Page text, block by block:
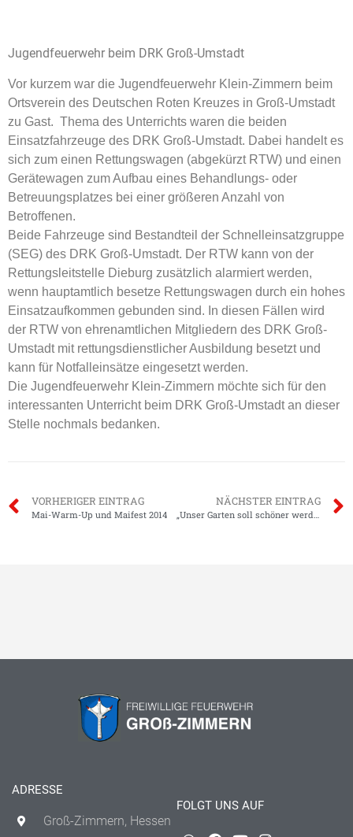
Jugendfeuerwehr beim DRK Groß-Umstadt
Vor kurzem war die Jugendfeuerwehr Klein-Zimmern beim
Ortsverein des Deutschen Roten Kreuzes in Groß-Umstadt
zu Gast. Thema des Unterrichts waren die beiden
Einsatzfahrzeuge des DRK Groß-Umstadt. Dabei handelt es
sich zum einen Rettungswagen (abgekürzt RTW) und einen
Gerätewagen zum Aufbau eines Behandlungs- oder
Betreuungsplatzes bei einer größeren Anzahl von
Betroffenen.
Beide Fahrzeuge sind Bestandteil der Schnelleinsatzgruppe
(SEG) des DRK Groß-Umstadt. Der RTW kann von der
Rettungsleitstelle Dieburg zusätzlich alarmiert werden,
wenn hauptamtlich besetze Rettungswagen durch ein hohes
Einsatzaufkommen gebunden sind. In diesen Fällen wird
der RTW von ehrenamtlichen Mitgliedern des DRK Groß-
Umstadt mit rettungsdienstlicher Ausbildung besetzt und
kann für Notfalleinsätze eingesetzt werden.
Die Jugendfeuerwehr Klein-Zimmern möchte sich für den
interessanten Unterricht beim DRK Groß-Umstadt an dieser
Stelle nochmals bedanken.
VORHERIGER EINTRAG
Mai-Warm-Up und Maifest 2014
NÄCHSTER EINTRAG
ADRESSE
Groß-Zimmern, Hessen
FOLGT UNS AUF